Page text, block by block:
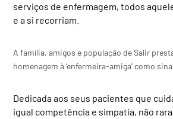
serviços de enfermagem, todos
e a si recorriam.
A família, amigos e população de Salir
homenagem à ‘enfermeira-amiga’ como
Dedicada aos seus pacientes que
igual competência e simpatia, não